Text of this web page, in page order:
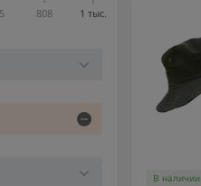
808 1 тыс.
В наличии